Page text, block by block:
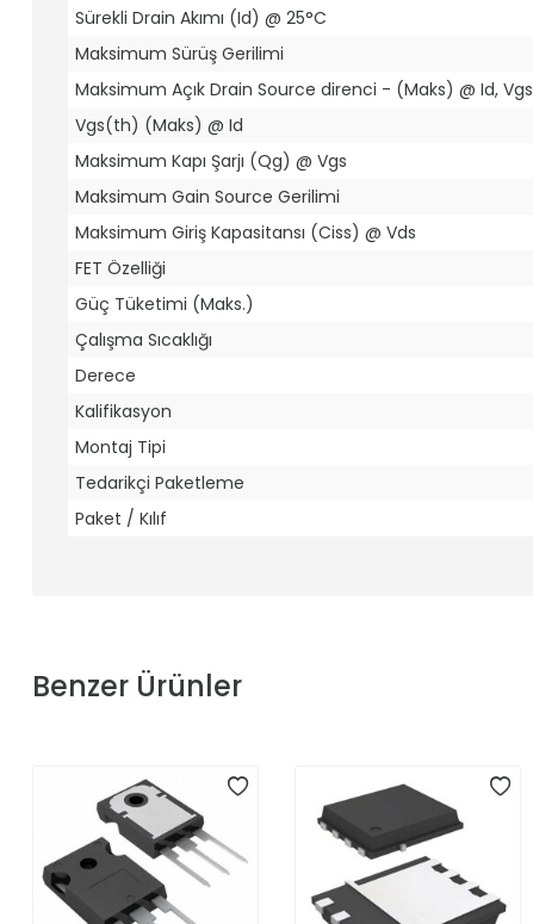
Sürekli Drain Akımı (Id) @ 25°C
Maksimum Sürüş Gerilimi
Maksimum Açık Drain Source direnci - (Maks) @ Id, Vgs
Vgs(th) (Maks) @ Id
Maksimum Kapı Şarjı (Qg) @ Vgs
Maksimum Gain Source Gerilimi
Maksimum Giriş Kapasitansı (Ciss) @ Vds
FET Özelliği
Güç Tüketimi (Maks.)
Çalışma Sıcaklığı
Derece
Kalifikasyon
Montaj Tipi
Tedarikçi Paketleme
Paket / Kılıf
Benzer Ürünler